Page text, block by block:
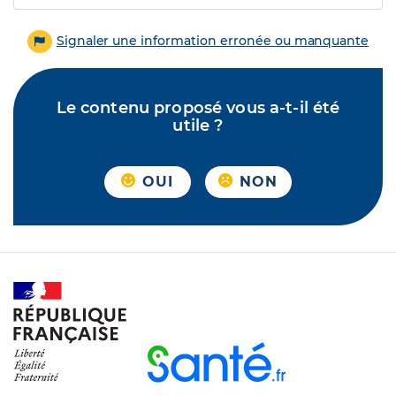
Signaler une information erronée ou manquante
Le contenu proposé vous a-t-il été
utile ?
OUI NON